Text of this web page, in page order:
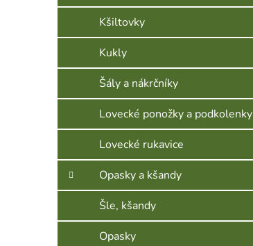
Kšiltovky
Kukly
Šály a nákrčníky
Lovecké ponožky a podkolenky
Lovecké rukavice
Opasky a kšandy
Šle, kšandy
Opasky